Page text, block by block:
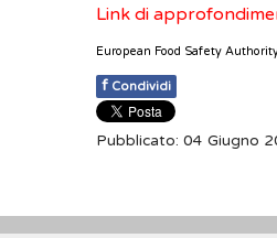
Link di
European Food Safety
f Condividi
Pubblicato: 04 Giugno